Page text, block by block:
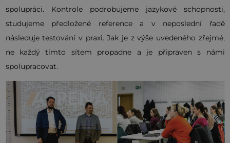
spolupráci. Kontrole podrobujeme jazykové schopnosti,
studujeme předložené reference a v neposlední řadě
následuje testování v praxi. Jak je z výše uvedeného zřejmé,
ne každý tímto sítem propadne a je připraven s námi
spolupracovat.